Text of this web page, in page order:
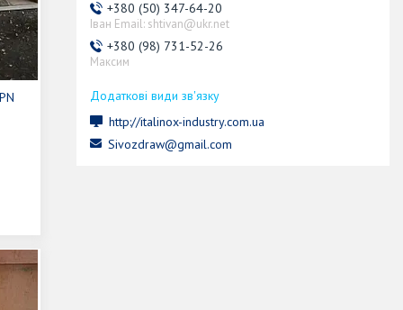
+380 (50) 347-64-20
Іван Email: shtivan@ukr.net
+380 (98) 731-52-26
Максим
http://italinox-industry.com.ua
Sivozdraw@gmail.com